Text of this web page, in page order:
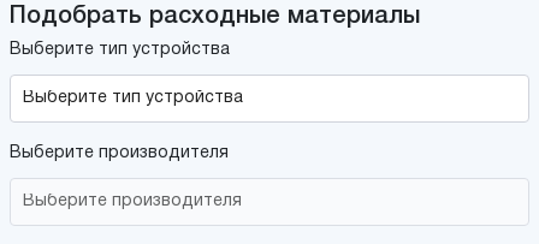
Подобрать расходные материалы
Выберите тип устройства
Выберите производителя